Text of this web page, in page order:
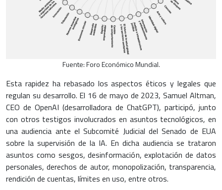
Fuente: Foro Económico Mundial.
Esta rapidez ha rebasado los aspectos éticos y legales que
regulan su desarrollo. El 16 de mayo de 2023, Samuel Altman,
CEO de OpenAI (desarrolladora de ChatGPT), participó, junto
con otros testigos involucrados en asuntos tecnológicos, en
una audiencia ante el Subcomité Judicial del Senado de EUA
sobre la supervisión de la IA. En dicha audiencia se trataron
asuntos como sesgos, desinformación, explotación de datos
personales, derechos de autor, monopolización, transparencia,
rendición de cuentas, límites en uso, entre otros.